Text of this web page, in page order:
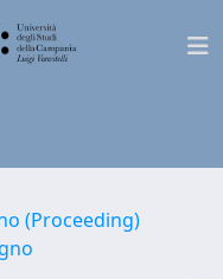
(Proceeding)